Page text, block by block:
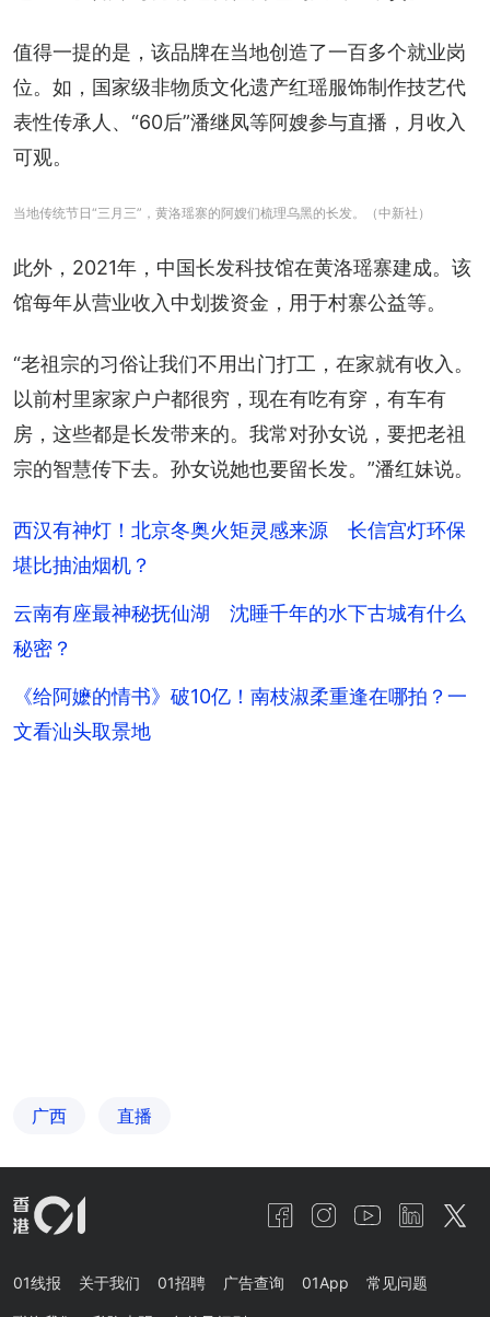
值得一提的是，该品牌在当地创造了一百多个就业岗
位。如，国家级非物质文化遗产红瑶服饰制作技艺代
表性传承人、“60后”潘继凤等阿嫂参与直播，月收入
可观。
当地传统节日“三月三”，黄洛瑶寨的阿嫂们梳理乌黑的长发。（中新社）
此外，2021年，中国长发科技馆在黄洛瑶寨建成。该
馆每年从营业收入中划拨资金，用于村寨公益等。
“老祖宗的习俗让我们不用出门打工，在家就有收入。
以前村里家家户户都很穷，现在有吃有穿，有车有
房，这些都是长发带来的。我常对孙女说，要把老祖
宗的智慧传下去。孙女说她也要留长发。”潘红妹说。
西汉有神灯！北京冬奥火矩灵感来源 长信宫灯环保
堪比抽油烟机？
云南有座最神秘抚仙湖 沈睡千年的水下古城有什么
秘密？
《给阿嬷的情书》破10亿！南枝淑柔重逢在哪拍？一
文看汕头取景地
广西 直播
01线报 关于我们 01招聘 广告查询 01App 常见问题